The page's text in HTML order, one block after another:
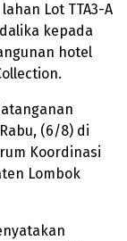
Lot TTA3-A
kepada
hotel
(6/8) di
Koordinasi
Lombok